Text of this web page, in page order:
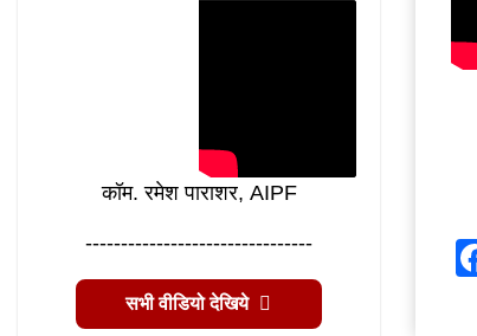
कॉम. रमेश पाराशर, AIPF
--------------------------------
सभी वीडियो देखिये